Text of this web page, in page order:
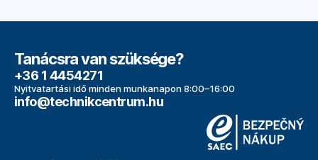
Tanácsra van szüksége?
+36 1 4454271
Nyitvatartási idő minden munkanapon 8:00–16:00
info@technikcentrum.hu